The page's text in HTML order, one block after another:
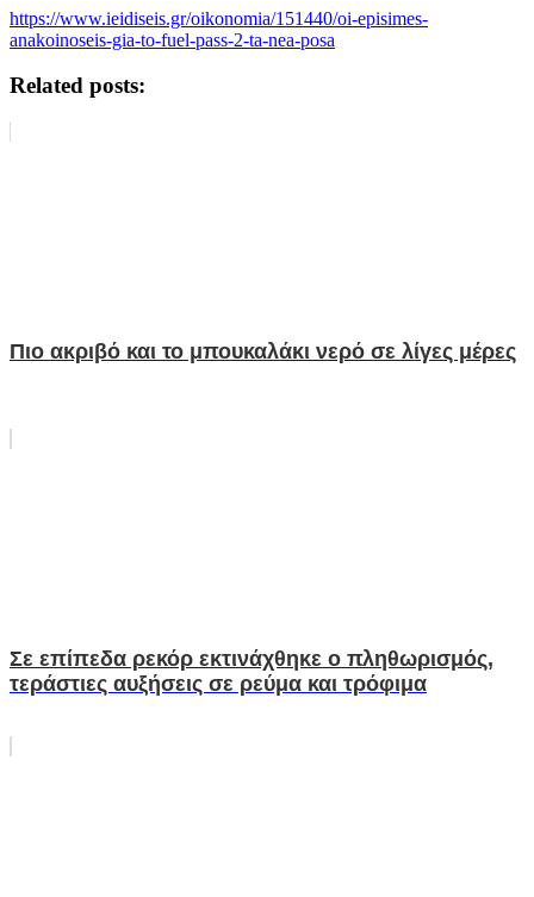
https://www.ieidiseis.gr/oikonomia/151440/oi-episimes-
anakoinoseis-gia-to-fuel-pass-2-ta-nea-posa
Related posts:
Πιο ακριβό και το μπουκαλάκι νερό σε λίγες μέρες
Σε επίπεδα ρεκόρ εκτινάχθηκε ο πληθωρισμός,
τεράστιες αυξήσεις σε ρεύμα και τρόφιμα